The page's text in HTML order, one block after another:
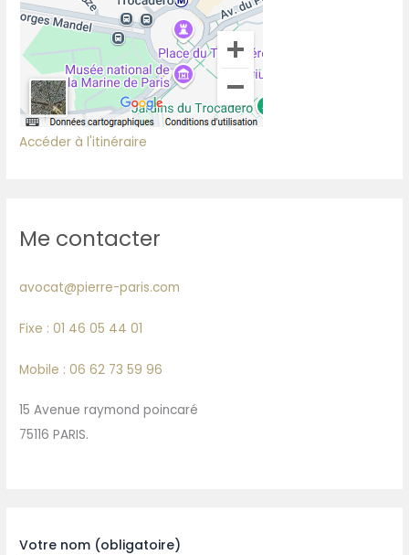
Accéder à l'itinéraire
Me contacter
avocat@pierre-paris.com
Fixe : 01 46 05 44 01
Mobile : 06 62 73 59 96
15 Avenue raymond poincaré
75116 PARIS.
Votre nom (obligatoire)